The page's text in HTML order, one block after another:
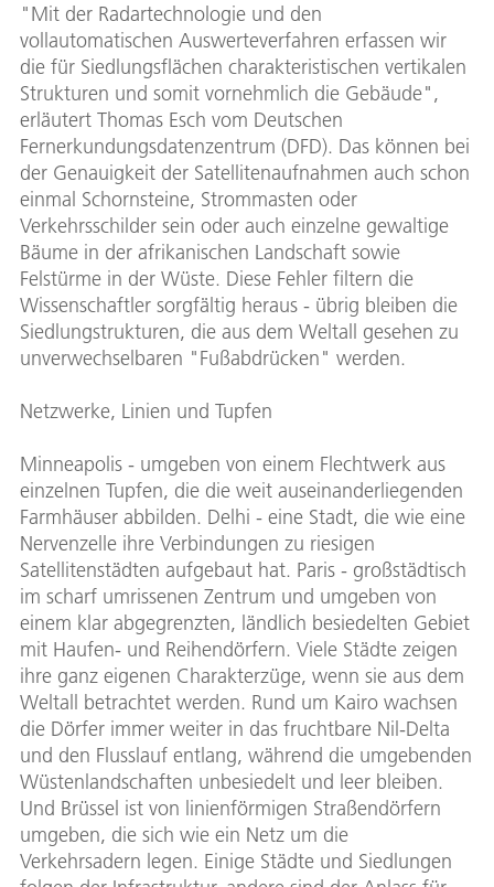
"Mit der Radartechnologie und den
vollautomatischen Auswerteverfahren erfassen wir
die für Siedlungsflächen charakteristischen vertikalen
Strukturen und somit vornehmlich die Gebäude",
erläutert Thomas Esch vom Deutschen
Fernerkundungsdatenzentrum (DFD). Das können bei
der Genauigkeit der Satellitenaufnahmen auch schon
einmal Schornsteine, Strommasten oder
Verkehrsschilder sein oder auch einzelne gewaltige
Bäume in der afrikanischen Landschaft sowie
Felstürme in der Wüste. Diese Fehler filtern die
Wissenschaftler sorgfältig heraus - übrig bleiben die
Siedlungstrukturen, die aus dem Weltall gesehen zu
unverwechselbaren "Fußabdrücken" werden.
Netzwerke, Linien und Tupfen
Minneapolis - umgeben von einem Flechtwerk aus
einzelnen Tupfen, die die weit auseinanderliegenden
Farmhäuser abbilden. Delhi - eine Stadt, die wie eine
Nervenzelle ihre Verbindungen zu riesigen
Satellitenstädten aufgebaut hat. Paris - großstädtisch
im scharf umrissenen Zentrum und umgeben von
einem klar abgegrenzten, ländlich besiedelten Gebiet
mit Haufen- und Reihendörfern. Viele Städte zeigen
ihre ganz eigenen Charakterzüge, wenn sie aus dem
Weltall betrachtet werden. Rund um Kairo wachsen
die Dörfer immer weiter in das fruchtbare Nil-Delta
und den Flusslauf entlang, während die umgebenden
Wüstenlandschaften unbesiedelt und leer bleiben.
Und Brüssel ist von linienförmigen Straßendörfern
umgeben, die sich wie ein Netz um die
Verkehrsadern legen. Einige Städte und Siedlungen